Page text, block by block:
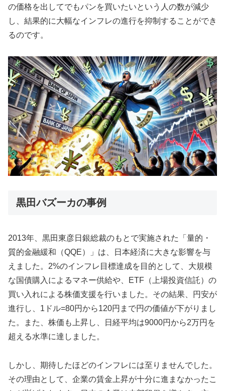
の価格を出してでもパンを買いたいという人の数が減少
し、結果的に大幅なインフレの進行を抑制することができ
るのです。
黒田バズーカの事例
2013年、黒田東彦日銀総裁のもとで実施された「量的・
質的金融緩和（QQE）」は、日本経済に大きな影響を与
えました。2%のインフレ目標達成を目的として、大規模
な国債購入によるマネー供給や、ETF（上場投資信託）の
買い入れによる株価支援を行いました。その結果、円安が
進行し、1ドル=80円から120円まで円の価値が下がりまし
た。また、株価も上昇し、日経平均は9000円から2万円を
超える水準に達しました。
しかし、期待したほどのインフレには至りませんでした。
その理由として、企業の賃金上昇が十分に進まなかったこ